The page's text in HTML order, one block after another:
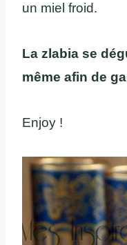
un miel froid.
La zlabia se
même afin de
Enjoy !